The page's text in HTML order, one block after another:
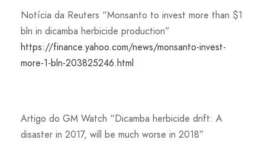
Notícia da Reuters “Monsanto to invest more than $1
bln in dicamba herbicide production”
https://finance.yahoo.com/news/monsanto-invest-
more-1-bln-203825246.html
Artigo do GM Watch “Dicamba herbicide drift: A
disaster in 2017, will be much worse in 2018”